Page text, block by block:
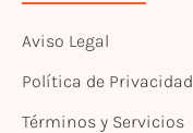
Aviso Legal
Política de Privacidad
Términos y Servicios